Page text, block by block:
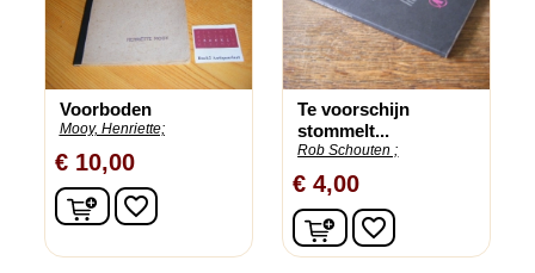
Voorboden
Mooy, Henriette;
€ 10,00
In winkelwagen
favorite_border
Te voorschijn
stommelt...
Rob Schouten ;
€ 4,00
In winkelwagen
favorite_border